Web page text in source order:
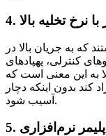
با نرخ تخلیه بالا
که به جریان بالا در
کنترلی، پهپادهای
به این معنی است که
کند بدون اینکه دچار
آسیب شود.
پلیمر نرم‌افزاری